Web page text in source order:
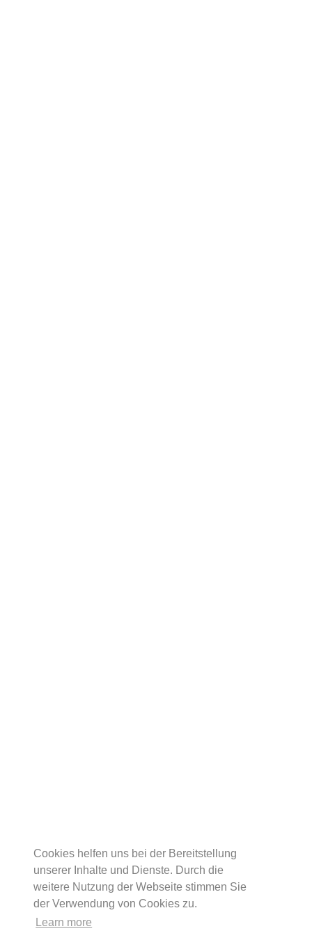
Cookies helfen uns bei der Bereitstellung
unserer Inhalte und Dienste. Durch die
weitere Nutzung der Webseite stimmen Sie
der Verwendung von Cookies zu.
Learn more